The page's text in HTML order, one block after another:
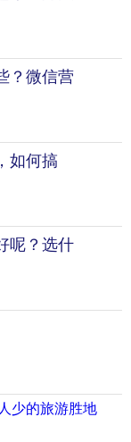
？微信营
如何搞
呢？选什